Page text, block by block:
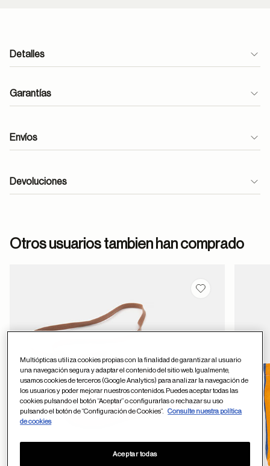
Detalles
Garantías
Envíos
Devoluciones
de contacto
Otros usuarios tambien han comprado
Guardar en
Multiópticas utiliza cookies propias con la finalidad de garantizar al usuario
una navegación segura y adaptar el contenido del sitio web. Igualmente,
usamos cookies de terceros (Google Analytics) para analizar la navegación de
los usuarios y poder mejorar nuestros contenidos. Puedes aceptar todas las
cookies pulsando el botón “Aceptar” o configurarlas o rechazar su uso
pulsando el botón de “Configuración de Cookies”.
Consulte nuestra política
de cookies
Aceptar todas